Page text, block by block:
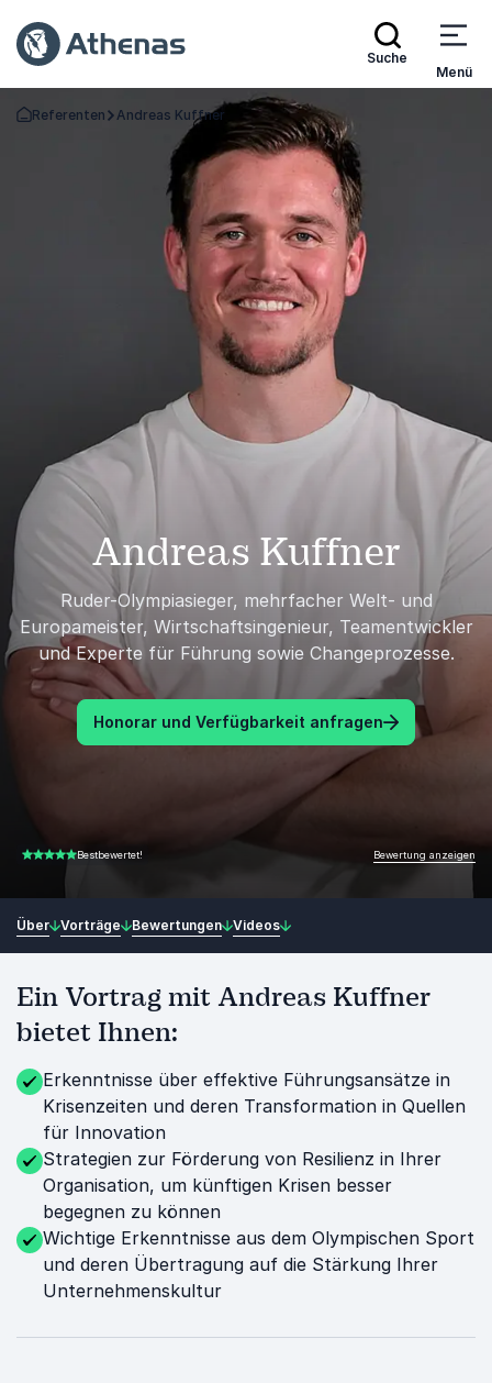
Suche
Menü
Zurück zur Startseite
Referenten Andreas Kuffner
Andreas Kuffner
Ruder-Olympiasieger, mehrfacher Welt- und
Europameister, Wirtschaftsingenieur, Teamentwickler
und Experte für Führung sowie Changeprozesse.
Honorar und Verfügbarkeit anfragen
5.00 von 5 Bestbewertet! Bewertung anzeigen
Über Vorträge Bewertungen Videos
Ein Vortrag mit Andreas Kuffner
bietet Ihnen:
Erkenntnisse über effektive Führungsansätze in
Krisenzeiten und deren Transformation in Quellen
für Innovation
Strategien zur Förderung von Resilienz in Ihrer
Organisation, um künftigen Krisen besser
begegnen zu können
Wichtige Erkenntnisse aus dem Olympischen Sport
und deren Übertragung auf die Stärkung Ihrer
Unternehmenskultur